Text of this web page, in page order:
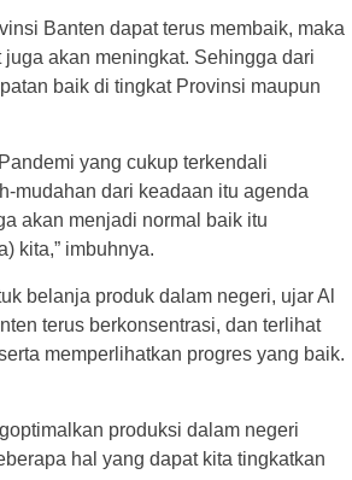
Banten dapat terus membaik, maka
akan meningkat. Sehingga dari
baik di tingkat Provinsi maupun
yang cukup terkendali
mudahan dari keadaan itu agenda
akan menjadi normal baik itu
kita,” imbuhnya.
belanja produk dalam negeri, ujar Al
terus berkonsentrasi, dan terlihat
memperlihatkan progres yang baik.
produksi dalam negeri
hal yang dapat kita tingkatkan